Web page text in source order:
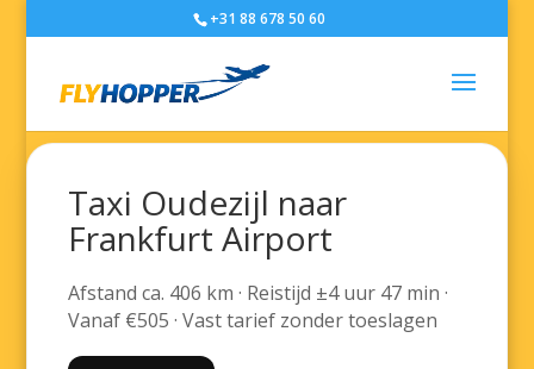
+31 88 678 50 60
Taxi Oudezijl naar
Frankfurt Airport
Afstand ca. 406 km · Reistijd ±4 uur 47 min ·
Vanaf €505 · Vast tarief zonder toeslagen